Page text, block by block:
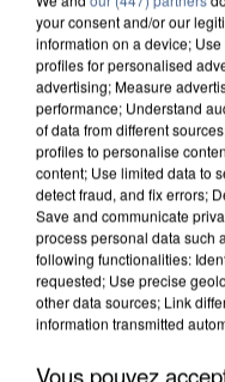
UN SECOND
INTERPELLÉ EN
your consent and/or our
information on a device;
profiles for personalised
advertising; Measure
performance; Understand
of data from different
profiles to personalise
content; Use limited data to
detect fraud, and fix errors;
Save and communicate
process personal data such
following functionalities:
requested; Use precise
other data sources; Link
information transmitted
Vous pouvez